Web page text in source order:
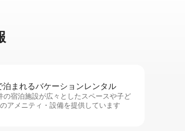
泊まれるバ⁠ケ⁠ー⁠シ⁠ョ⁠ンレ⁠ン⁠タ⁠ル
の宿泊施設が広々としたスペースや子ど
アメニティ・設備を提供しています